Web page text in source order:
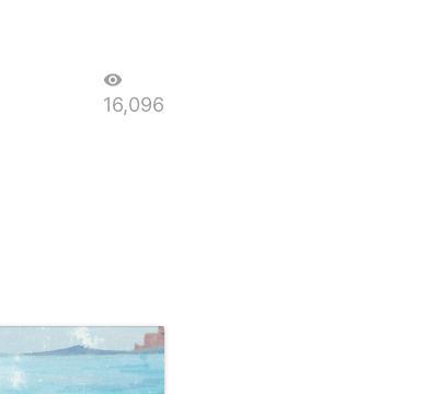
visibility
16,096